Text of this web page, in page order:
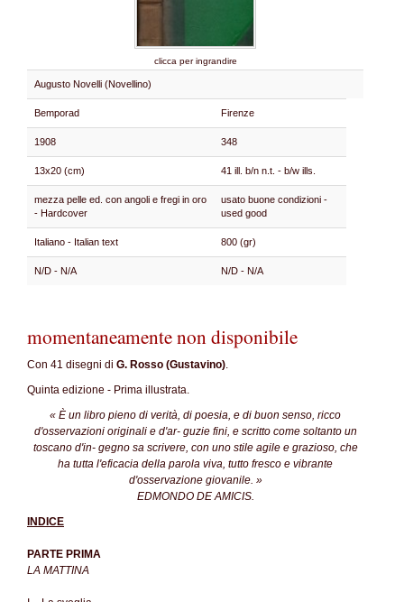
clicca per ingrandire
Augusto Novelli (Novellino)
Bemporad Firenze
1908 348
13x20 (cm) 41 ill. b/n n.t. - b/w ills.
mezza pelle ed. con angoli e fregi in oro
- Hardcover
usato buone condizioni -
used good
Italiano - Italian text 800 (gr)
N/D - N/A N/D - N/A
momentaneamente non disponibile
Con 41 disegni di G. Rosso (Gustavino).
Quinta edizione - Prima illustrata.
« È un libro pieno di verità, di poesia, e di buon senso, ricco
d'osservazioni originali e d'ar- guzie fini, e scritto come soltanto un
toscano d'in- gegno sa scrivere, con uno stile agile e grazioso, che
ha tutta l'eficacia della parola viva, tutto fresco e vibrante
d'osservazione giovanile. »
EDMONDO DE AMICIS.
INDICE
PARTE PRIMA
LA MATTINA